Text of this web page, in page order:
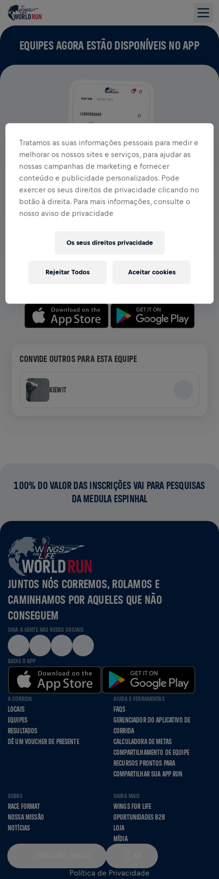
EQUIPES AGORA ESTÃO DISPONÍVEIS NO APP
VER EQUIPES NO APP
explore tudo no app — bate-papo, acompanhe sua
CONVIDE OUTROS PARA ESTA EQUIPE
KIEWIT
100% DO VALOR DAS INSCRIÇÕES VAI PARA PESQUISAS
DA MEDULA ESPINHAL
JUNTOS NÓS CORREMOS, ROLAMOS E
CAMINHAMOS POR AQUELES QUE NÃO
CONSEGUEM
SIGA A GENTE NAS REDES SOCIAIS
BAIXE O APP
A CORRIDA
LOCAIS
EQUIPES
RESULTADOS
DÊ UM VOUCHER DE PRESENTE
AJUDA E FERRAMENTAS
FAQS
GERENCIADOR DO APLICATIVO DE
CORRIDA
CALCULADORA DE METAS
COMPARTILHAMENTO DE EQUIPE
RECURSOS PRONTOS PARA
COMPARTILHAR SUA APP RUN
SOBRE
RACE FORMAT
NOSSA MISSÃO
NOTÍCIAS
SAIBA MAIS
WINGS FOR LIFE
OPORTUNIDADES B2B
LOJA
MÍDIA
Política de Privacidade
Tratamos as suas informações pessoais para medir e
melhorar os nossos sites e serviços, para ajudar as
nossas campanhas de marketing e fornecer
conteúdo e publicidade personalizados. Pode
exercer os seus direitos de privacidade clicando no
botão à direita. Para mais informações, consulte o
nosso aviso de privacidade
Os seus direitos privacidade
Rejeitar Todos Aceitar cookies